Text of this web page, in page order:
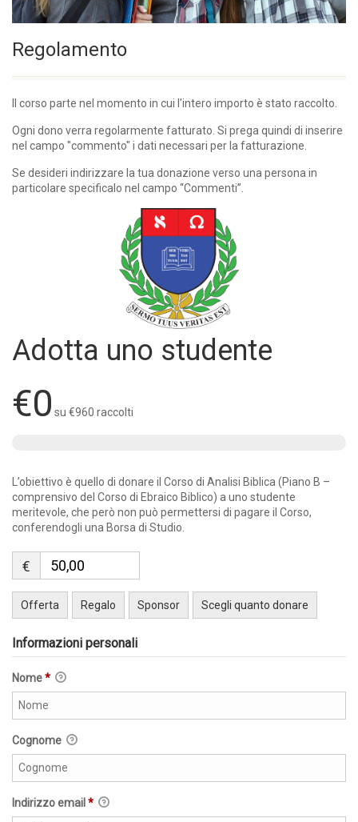
Regolamento
Il corso parte nel momento in cui l'intero importo è stato raccolto.
Ogni dono verra regolarmente fatturato. Si prega quindi di inserire
nel campo "commento" i dati necessari per la fatturazione.
Se desideri indirizzare la tua donazione verso una persona in
particolare specificalo nel campo “Commenti”.
Adotta uno studente
€0 su €960 raccolti
L’obiettivo è quello di donare il Corso di Analisi Biblica (Piano B –
comprensivo del Corso di Ebraico Biblico) a uno studente
meritevole, che però non può permettersi di pagare il Corso,
conferendogli una Borsa di Studio.
€
Offerta Regalo Sponsor Scegli quanto donare
Informazioni personali
Nome*
Cognome
Indirizzo email *